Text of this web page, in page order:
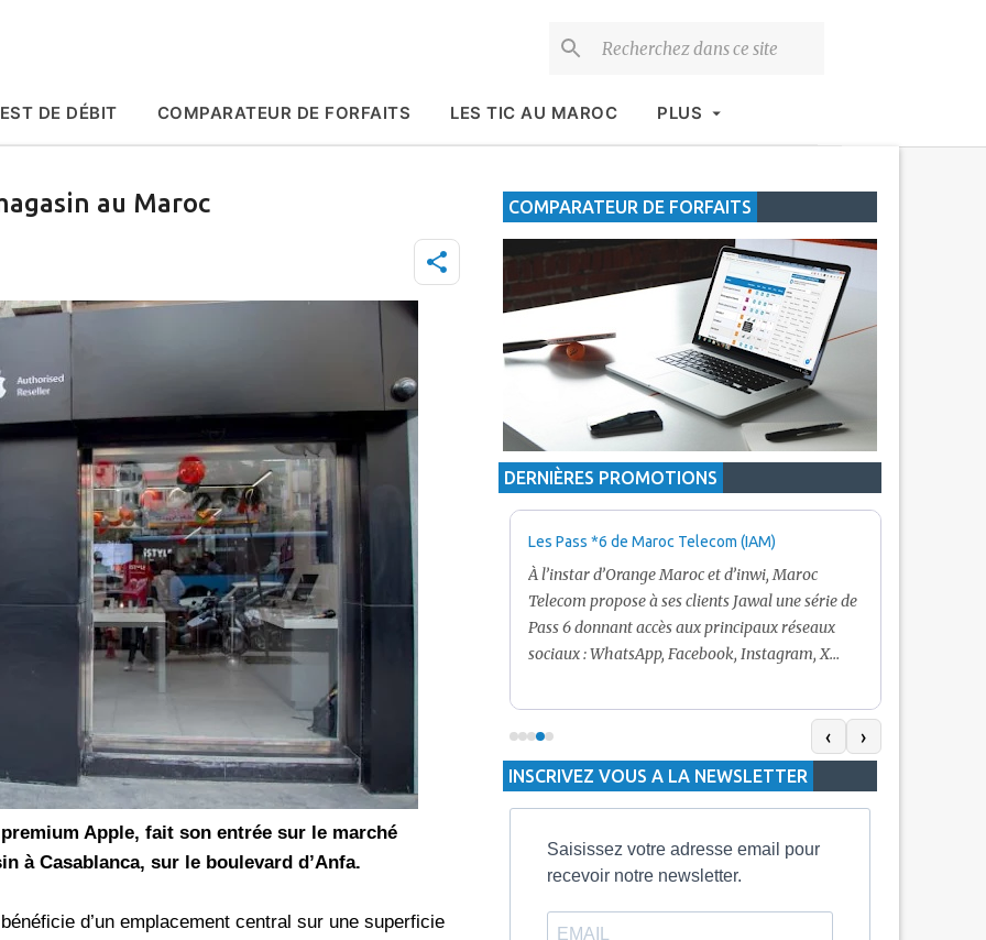
DE DÉBIT COMPARATEUR DE FORFAITS LES TIC AU MAROC PLUS
au Maroc
Apple, fait son entrée sur le marché
à Casablanca, sur le boulevard d’Anfa.
d’un emplacement central sur une superficie
COMPARATEUR DE FORFAITS
DERNIÈRES PROMOTIONS
réseaux sociaux
inwi fait
accès à
Snapchat voire
au
offre
23 mars 2026,
Promotion Orange Maroc: Recharge x25 +
Internet
Nouveau! Orange Maroc multiplie les recharges
de ses clients mobiles en prépayé par 25 et ce,
pour toute recharge de 30 Dh ou plus. De plus,
Orange offre, suite à n'importe quelle recharge,
un volume d'internet variant selon le montant de
ladite recharge. La durée de validité du volume
d'internet est de 7 jours alors que celle du solde
offert en Dh est de 3 mois. Recharge Solde
Les Pass *6 de Maroc Telecom (IAM)
À l’instar d’Orange Maroc et d’inwi, Maroc
Telecom propose à ses clients Jawal une série de
Pass 6 donnant accès aux principaux réseaux
sociaux : WhatsApp, Facebook, Instagram, X
5 Dh inclut 100 Mo, le Pass 10 Dh offre 400 Mo,
tandis que les formules à 20 Dh et 30 Dh
proposent respectivement 1 Go et 2 Go. Les
durées de validité sont de 3 jours pour
‹ ›
INSCRIVEZ VOUS A LA NEWSLETTER
Saisissez votre adresse email pour
recevoir notre newsletter.